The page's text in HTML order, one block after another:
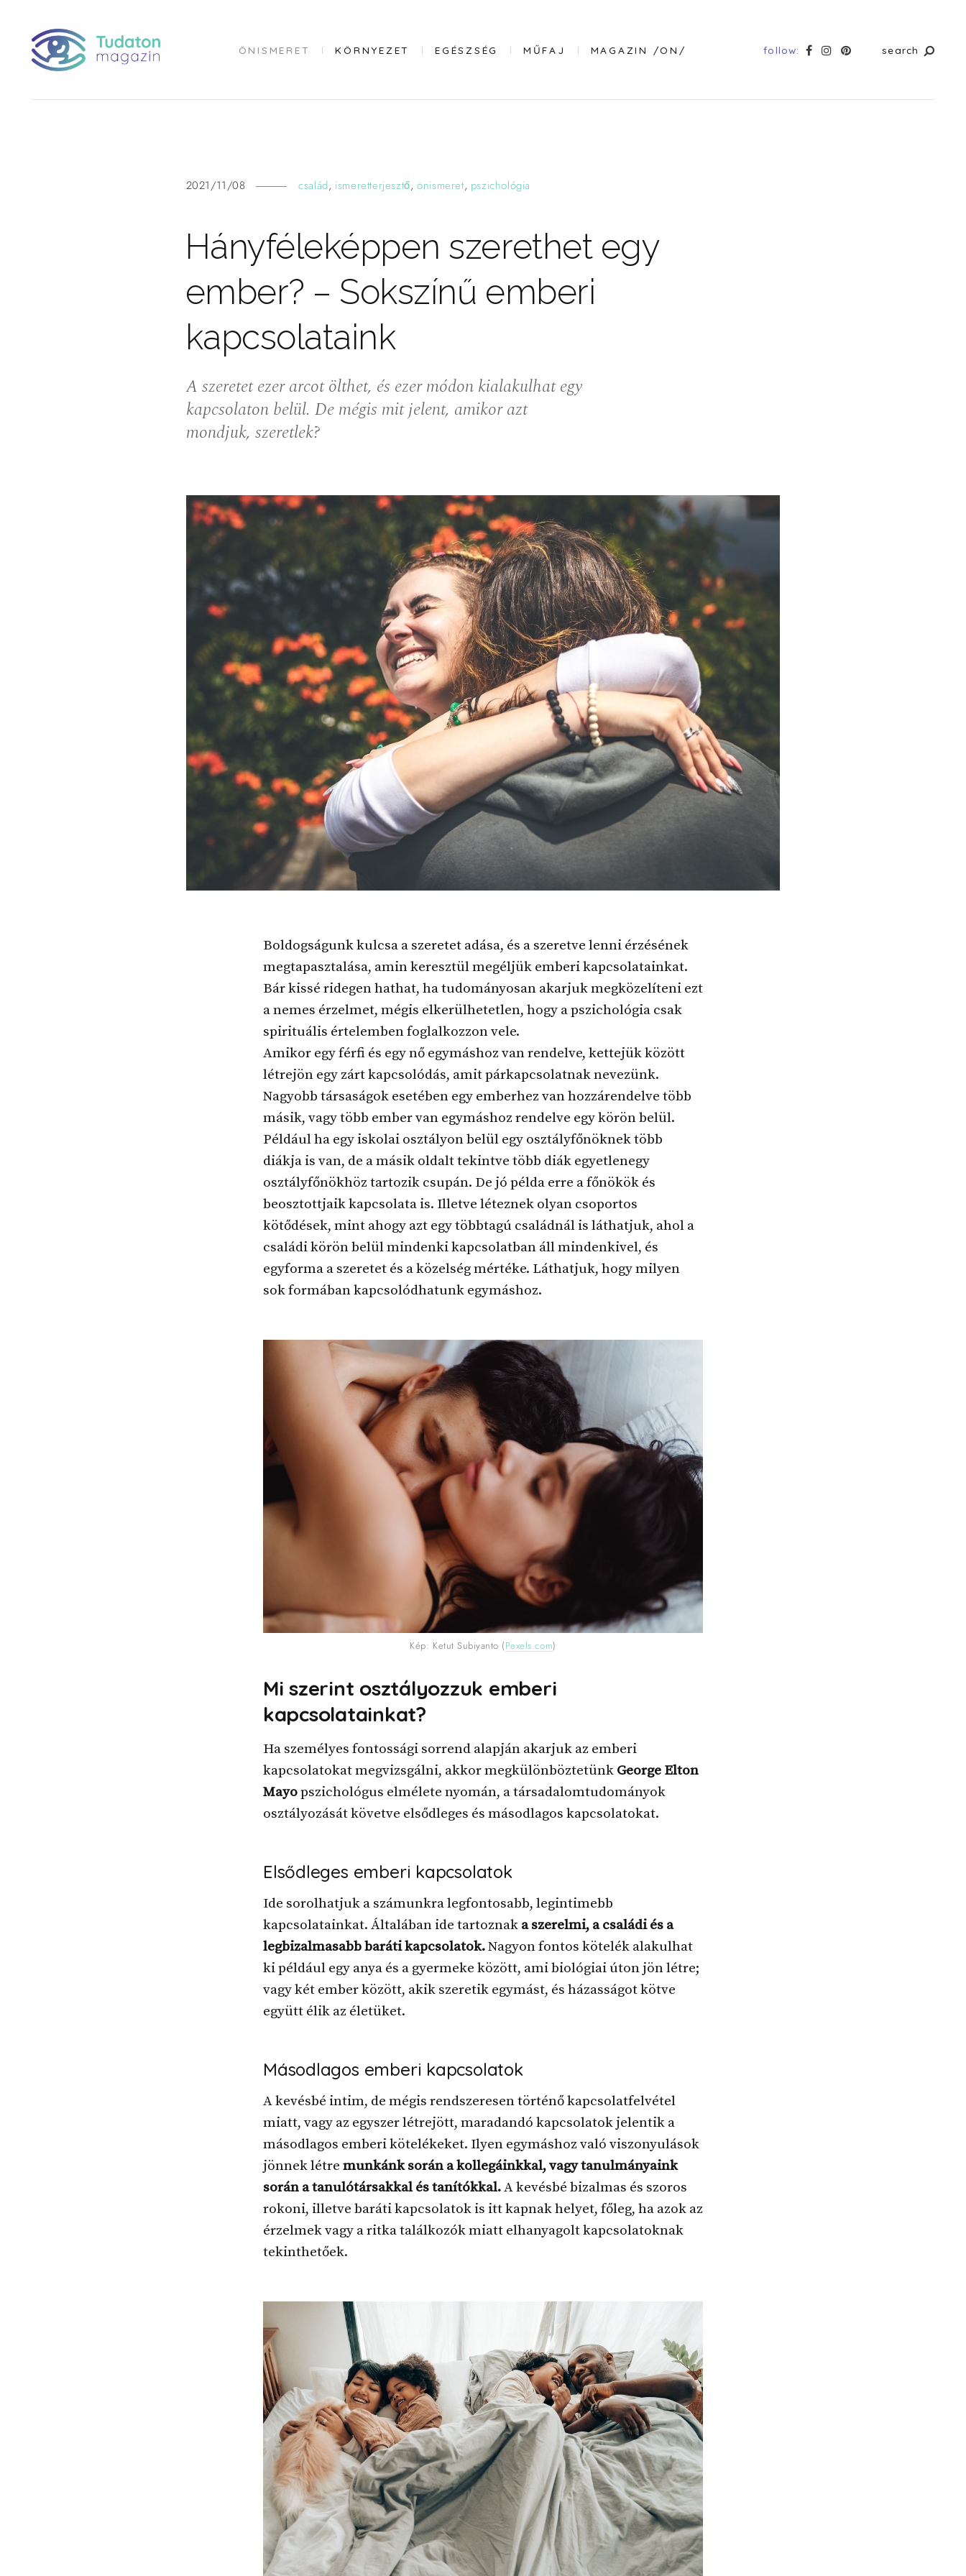
ÖNISMERET KÖRNYEZET EGÉSZSÉG MŰFAJ MAGAZIN /ON/ follow: search
2021/11/08 család, ismeretterjesztő,önismeret, pszichológia
Hányféleképpen szerethet egy
ember? – Sokszínű emberi
kapcsolataink
A szeretet ezer arcot ölthet, és ezer módon kialakulhat egy
kapcsolaton belül. De mégis mit jelent, amikor azt
mondjuk, szeretlek?
Boldogságunk kulcsa a szeretet adása, és a szeretve lenni érzésének
megtapasztalása, amin keresztül megéljük emberi kapcsolatainkat.
Bár kissé ridegen hathat, ha tudományosan akarjuk megközelíteni ezt
a nemes érzelmet, mégis elkerülhetetlen, hogy a pszichológia csak
spirituális értelemben foglalkozzon vele.
Amikor egy férfi és egy nő egymáshoz van rendelve, kettejük között
létrejön egy zárt kapcsolódás, amit párkapcsolatnak nevezünk.
Nagyobb társaságok esetében egy emberhez van hozzárendelve több
másik, vagy több ember van egymáshoz rendelve egy körön belül.
Például ha egy iskolai osztályon belül egy osztályfőnöknek több
diákja is van, de a másik oldalt tekintve több diák egyetlenegy
osztályfőnökhöz tartozik csupán. De jó példa erre a főnökök és
beosztottjaik kapcsolata is. Illetve léteznek olyan csoportos
kötődések, mint ahogy azt egy többtagú családnál is láthatjuk, ahol a
családi körön belül mindenki kapcsolatban áll mindenkivel, és
egyforma a szeretet és a közelség mértéke. Láthatjuk, hogy milyen
sok formában kapcsolódhatunk egymáshoz.
Kép: Ketut Subiyanto (Pexels.com)
Mi szerint osztályozzuk emberi
kapcsolatainkat?
Ha személyes fontossági sorrend alapján akarjuk az emberi
kapcsolatokat megvizsgálni, akkor megkülönböztetünk George Elton
Mayopszichológus elmélete nyomán, a társadalomtudományok
osztályozását követve elsődleges és másodlagos kapcsolatokat.
Elsődleges emberi kapcsolatok
Ide sorolhatjuk a számunkra legfontosabb, legintimebb
kapcsolatainkat. Általában ide tartoznak a szerelmi, a családi és a
legbizalmasabb baráti kapcsolatok.Nagyon fontos kötelék alakulhat
ki például egy anya és a gyermeke között, ami biológiai úton jön létre;
vagy két ember között, akik szeretik egymást, és házasságot kötve
együtt élik az életüket.
Másodlagos emberi kapcsolatok
A kevésbé intim, de mégis rendszeresen történő kapcsolatfelvétel
miatt, vagy az egyszer létrejött, maradandó kapcsolatok jelentik a
másodlagos emberi kötelékeket. Ilyen egymáshoz való viszonyulások
jönnek létre munkánk során a kollegáinkkal, vagy tanulmányaink
során a tanulótársakkal és tanítókkal.A kevésbé bizalmas és szoros
rokoni, illetve baráti kapcsolatok is itt kapnak helyet, főleg, ha azok az
érzelmek vagy a ritka találkozók miatt elhanyagolt kapcsolatoknak
tekinthetőek.